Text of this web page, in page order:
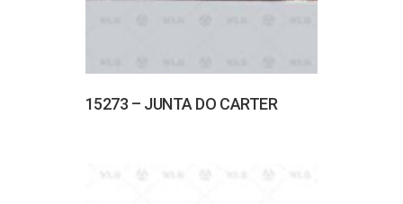
15273 – JUNTA DO CARTER